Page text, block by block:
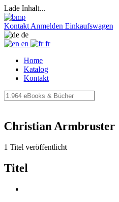
Lade Inhalt...
Kontakt Anmelden Einkaufswagen
de
en
fr
Home
Katalog
Kontakt
Christian Armbruster
1 Titel veröffentlicht
Titel